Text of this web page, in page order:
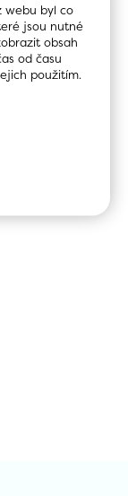
webu byl co
jsou nutné
obsah
od času
použitím.